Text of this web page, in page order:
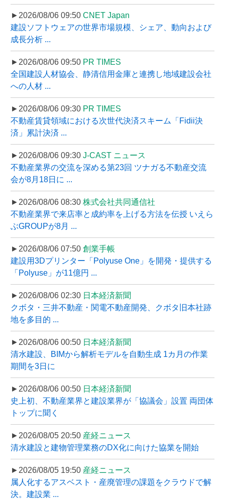
►2026/08/06 09:50 CNET Japan
建設ソフトウェアの世界市場規模、シェア、動向および
成長分析 ...
►2026/08/06 09:50 PR TIMES
全国建設人材協会、静清信用金庫と連携し地域建設会社
への人材 ...
►2026/08/06 09:30 PR TIMES
不動産賃貸領域における次世代決済スキーム「Fidii決
済」累計決済 ...
►2026/08/06 09:30 J-CAST ニュース
不動産業界の交流を深める第23回 ツナガる不動産交流
会が8月18日に ...
►2026/08/06 08:30 株式会社共同通信社
不動産業界で来店率と成約率を上げる方法を伝授 いえら
ぶGROUPが8月 ...
►2026/08/06 07:50 創業手帳
建設用3Dプリンター「Polyuse One」を開発・提供する
「Polyuse」が11億円 ...
►2026/08/06 02:30 日本経済新聞
クボタ・三井不動産・関電不動産開発、クボタ旧本社跡
地を多目的 ...
►2026/08/06 00:50 日本経済新聞
清水建設、BIMから解析モデルを自動生成 1カ月の作業
期間を3日に
►2026/08/06 00:50 日本経済新聞
史上初、不動産業界と建設業界が「協議会」設置 両団体
トップに聞く
►2026/08/05 20:50 産経ニュース
清水建設と建物管理業務のDX化に向けた協業を開始
►2026/08/05 19:50 産経ニュース
属人化するアスベスト・産廃管理の課題をクラウドで解
決。建設業 ...